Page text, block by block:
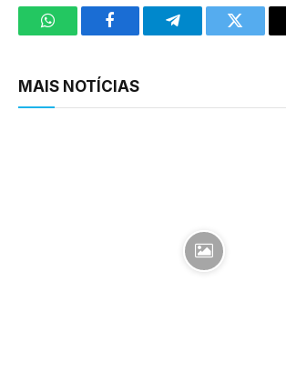
WhatsAppFacebookTelegramTwitter
MAIS NOTÍCIAS